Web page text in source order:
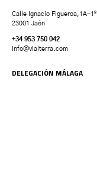
Calle Ignacio Figueroa,1A-1º
23001 Jaén
+34 953 750 042
info@vialterra.com
DELEGACIÓN MÁLAGA